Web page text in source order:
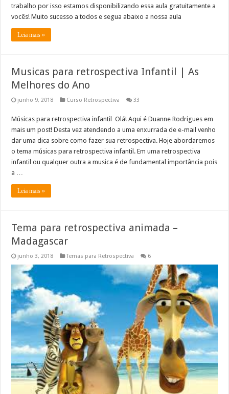
trabalho por isso estamos disponibilizando essa aula gratuitamente a
vocês! Muito sucesso a todos e segua abaixo a nossa aula
Leia mais »
Musicas para retrospectiva Infantil | As
Melhores do Ano
junho 9, 2018 Curso Retrospectiva 33
Músicas para retrospectiva infantil Olá! Aqui é Duanne Rodrigues em
mais um post! Desta vez atendendo a uma enxurrada de e-mail venho
dar uma dica sobre como fazer sua retrospectiva. Hoje abordaremos
o tema músicas para retrospectiva infantil. Em uma retrospectiva
infantil ou qualquer outra a musica é de fundamental importância pois
a …
Leia mais »
Tema para retrospectiva animada –
Madagascar
junho 3, 2018 Temas para Retrospectiva 6